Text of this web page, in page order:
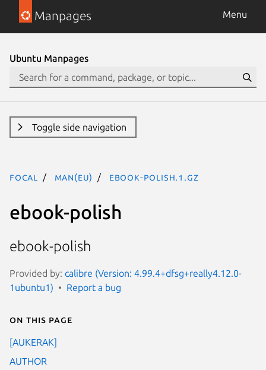
Manpages Menu
Ubuntu Manpages
Toggle side navigation
focal man(eu) ebook-polish.1.gz
ebook-polish
ebook-polish
Provided by: calibre (Version: 4.99.4+dfsg+really4.12.0-
1ubuntu1)
Report a bug
On this page
[AUKERAK]
AUTHOR